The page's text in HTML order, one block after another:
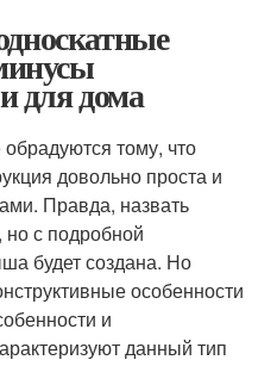
для дома
тому, что
довольно проста и
Правда, назвать
но с подробной
будет создана. Но
особенности
и
данный тип